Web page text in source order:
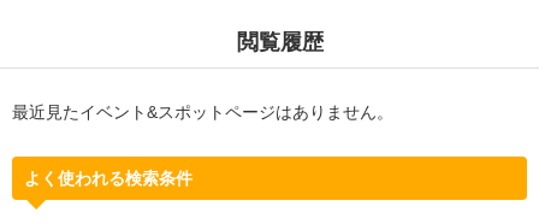
閲覧履歴
最近見たイベント&スポットページはありません。
よく使われる検索条件